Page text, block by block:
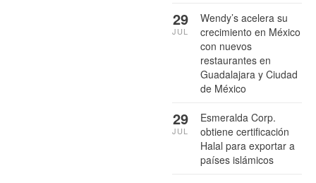
Wendy’s acelera su
crecimiento en México
con nuevos
restaurantes en
Guadalajara y Ciudad
de México
29
JUL
Esmeralda Corp.
obtiene certificación
Halal para exportar a
países islámicos
29
JUL